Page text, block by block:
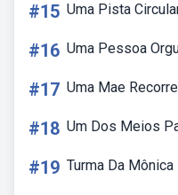
#15 Uma Pista
#16 Uma Pessoa
#17 Uma Mae
#18 Um Dos Meios
#19 Turma Da